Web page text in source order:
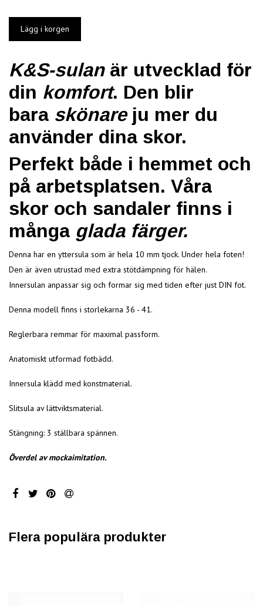
K&S-sulan är utvecklad för
din komfort. Den blir
bara skönareju mer du
använder dina skor.
Perfekt både i hemmet och
på arbetsplatsen. Våra
skor och sandaler finns i
många glada färger.
Denna har en yttersula som är hela 10 mm tjock. Under hela foten!
Den är även utrustad med extra stötdämpning för hälen.
Innersulan anpassar sig och formar sig med tiden efter just DIN fot.
Denna modell finns i storlekarna 36 - 41.
Reglerbara remmar för maximal passform.
Anatomiskt utformad fotbädd.
Innersula klädd med konstmaterial.
Slitsula av lättviktsmaterial.
Stängning: 3 ställbara spännen.
Överdel av mockaimitation.
Flera populära produkter